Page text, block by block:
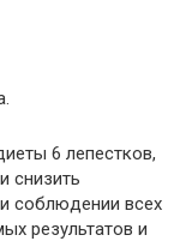
6 лепестков,
снизить
соблюдении всех
результатов и